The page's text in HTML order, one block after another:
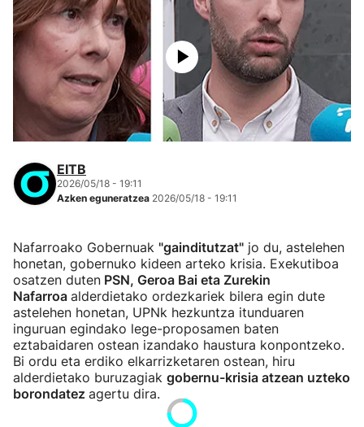
EITB
2026/05/18 - 19:11
Azken eguneratzea 2026/05/18 - 19:11
Nafarroako Gobernuak "gainditutzat" jo du, astelehen
honetan, gobernuko kideen arteko krisia. Exekutiboa
osatzen duten PSN, Geroa Bai eta Zurekin
Nafarroa alderdietako ordezkariek bilera egin dute
astelehen honetan, UPNk hezkuntza itunduaren
inguruan egindako lege-proposamen baten
eztabaidaren ostean izandako haustura konpontzeko.
Bi ordu eta erdiko elkarrizketaren ostean, hiru
alderdietako buruzagiak gobernu-krisia atzean uzteko
borondatez agertu dira.